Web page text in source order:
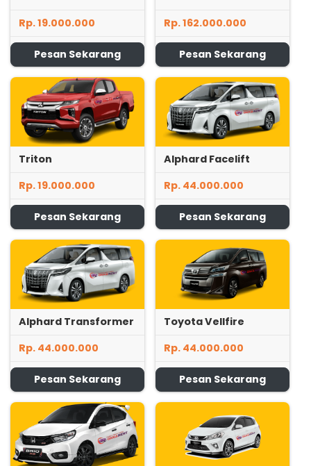
Rp. 19.000.000
Pesan Sekarang
Rp. 162.000.000
Pesan Sekarang
Triton
Rp. 19.000.000
Pesan Sekarang
Alphard Facelift
Rp. 44.000.000
Pesan Sekarang
Alphard Transformer
Rp. 44.000.000
Pesan Sekarang
Toyota Vellfire
Rp. 44.000.000
Pesan Sekarang